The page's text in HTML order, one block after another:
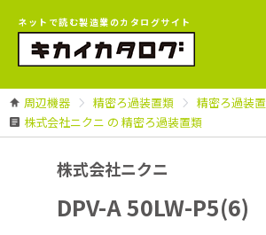
ネットで読む製造業のカタログサイト
周辺機器 精密ろ過装置類 精密ろ過装置
株式会社ニクニ の 精密ろ過装置類
株式会社ニクニ
DPV-A 50LW-P5(6)